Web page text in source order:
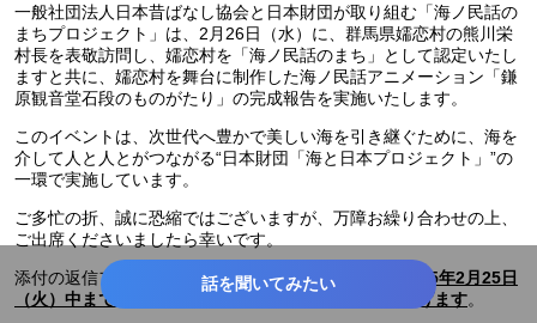
一般社団法人日本昔ばなし協会と日本財団が取り組む「海ノ民話の
まちプロジェクト」は、2月26日（水）に、群馬県嬬恋村の熊川栄
村長を表敬訪問し、嬬恋村を「海ノ民話のまち」として認定いたし
ますと共に、嬬恋村を舞台に制作した海ノ民話アニメーション「鎌
原観音堂石段のものがたり」の完成報告を実施いたします。
このイベントは、次世代へ豊かで美しい海を引き継ぐために、海を
介して人と人とがつながる“日本財団「海と日本プロジェクト」”の
一環で実施しています。
ご多忙の折、誠に恐縮ではございますが、万障お繰り合わせの上、
ご出席くださいましたら幸いです。
添付の返信フォーマットに必要事項をご記入の上、
2025年2月25日
（火）中までにご返信くださいますようお願い申し上げます。
話を聞いてみたい